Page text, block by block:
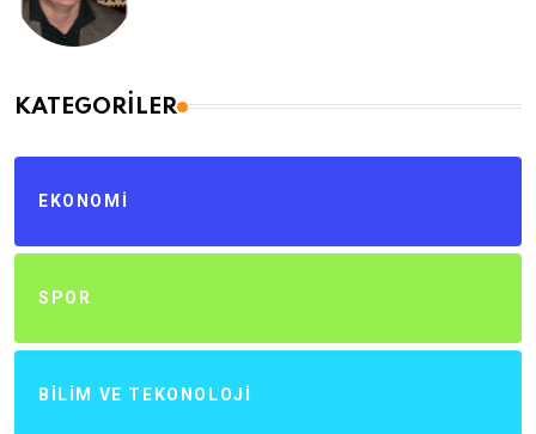
KATEGORILER
EKONOMI
SPOR
BILIM VE TEKONOLOJI